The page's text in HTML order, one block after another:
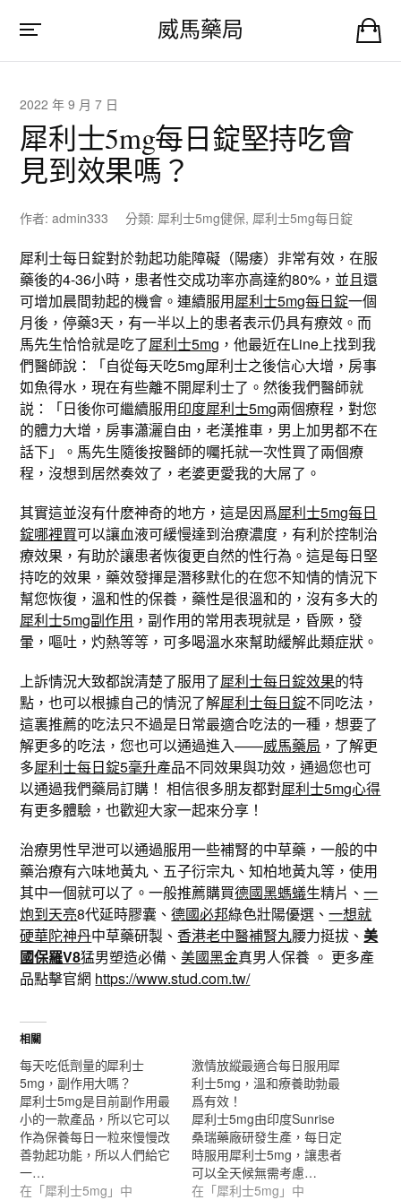
威馬藥局
2022 年 9 月 7 日
犀利士5mg每日錠堅持吃會
見到效果嗎？
作者:admin333 分類: 犀利士5mg健保, 犀利士5mg每日錠
犀利士每日錠對於勃起功能障礙（陽痿）非常有效，在服
藥後的4-36小時，患者性交成功率亦高達約80%，並且還
可增加晨間勃起的機會。連續服用犀利士5mg每日錠一個
月後，停藥3天，有一半以上的患者表示仍具有療效。而
馬先生恰恰就是吃了犀利士5mg ，他最近在Line上找到我
們醫師說：「自從每天吃5mg犀利士之後信心大增，房事
如魚得水，現在有些離不開犀利士了。然後我們醫師就
説：「日後你可繼續服用印度犀利士5mg兩個療程，對您
的體力大增，房事瀟灑自由，老漢推車，男上加男都不在
話下」。馬先生隨後按醫師的囑托就一次性買了兩個療
程，沒想到居然奏效了，老婆更愛我的大屌了。
其實這並沒有什麽神奇的地方，這是因爲犀利士5mg每日
錠哪裡買可以讓血液可緩慢達到治療濃度，有利於控制治
療效果，有助於讓患者恢復更自然的性行為。這是每日堅
持吃的效果，藥效發揮是潛移默化的在您不知情的情況下
幫您恢復，溫和性的保養，藥性是很溫和的，沒有多大的
犀利士5mg副作用 ，副作用的常用表現就是，昏厥，發
暈，嘔吐，灼熱等等，可多喝溫水來幫助緩解此類症狀。
上訴情況大致都說清楚了服用了犀利士每日錠效果的特
點，也可以根據自己的情況了解犀利士每日錠不同吃法，
這裏推薦的吃法只不過是日常最適合吃法的一種，想要了
解更多的吃法，您也可以通過進入——威馬藥局 ，了解更
多犀利士每日錠5毫升產品不同效果與功效，通過您也可
以通過我們藥局訂購！ 相信很多朋友都對犀利士5mg心得
有更多體驗，也歡迎大家一起來分享！
治療男性早泄可以通過服用一些補腎的中草藥，一般的中
藥治療有六味地黃丸、五子衍宗丸、知柏地黃丸等，使用
其中一個就可以了。一般推薦購買德國黑螞蟻生精片、一
炮到天亮8代延時膠囊、德國必邦綠色壯陽優選、一想就
硬華陀神丹中草藥研製、香港老中醫補腎丸腰力挺拔、美
國保羅V8猛男塑造必備、美國黑金真男人保養 。 更多產
品點擊官網 https://www.stud.com.tw/
相關
每天吃低劑量的犀利士
5mg，副作用大嗎？
犀利士5mg是目前副作用最
小的一款產品，所以它可以
作為保養每日一粒來慢慢改
善勃起功能，所以人們給它
一…
在「犀利士5mg」中
激情放縱最適合每日服用犀
利士5mg，溫和療養助勃最
爲有效！
犀利士5mg由印度Sunrise
桑瑞藥廠研發生產，每日定
時服用犀利士5mg，讓患者
可以全天候無需考慮…
在「犀利士5mg」中